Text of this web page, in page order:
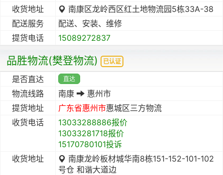
收货地址
南康区龙岭西区红土地物流园5栋33A-38
配送服务
配送、安装、维修
提货电话
15089272837
品胜物流(樊登物流) 已认证
是否直达 直达
物流线路 南康
惠州市
提货地址
广东省惠州市惠城区三方物流
收货电话
13033288886报价
13033281718报价
15170780101投诉
收货地址
南康龙岭板材城华南8栋151-152-101-102
号仓 和谐大道边